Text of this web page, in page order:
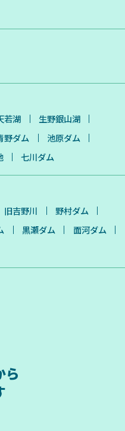
若湖
生野銀山湖
野ダム
池原ダム
七川ダム
旧吉野川
野村ダム
黒瀬ダム
面河ダム
ら